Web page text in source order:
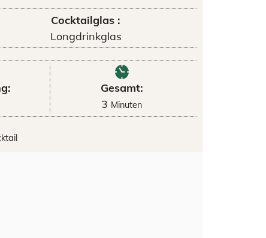
Cocktailglas :
Longdrinkglas
Gesamt:
3 Minuten